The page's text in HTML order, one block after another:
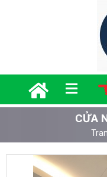
CỬA